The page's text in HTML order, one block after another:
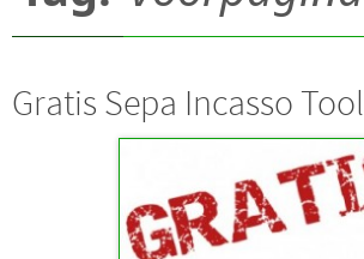
Gratis Sepa Incasso Tool